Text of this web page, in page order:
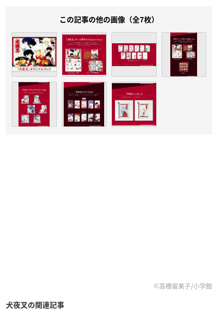
この記事の他の画像（全7枚）
©高橋留美子/小学館
犬夜叉の関連記事